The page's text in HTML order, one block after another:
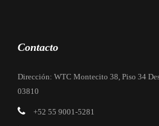
Contacto
Dirección: WTC Montecito 38, Piso 34
03810
+52 55 9001-5281